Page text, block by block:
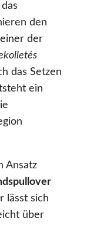
den
der
das Setzen
ein
Ansatz
lässt sich
über